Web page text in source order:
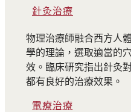
針灸治療
物理治療師融合西方人
學的理論，選取適當的
效。臨床研究指出針灸
都有良好的治療效果。
電療治療